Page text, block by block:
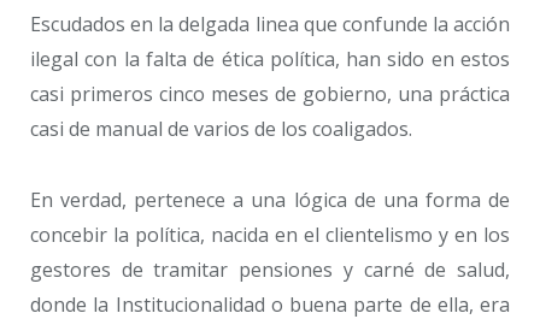
Escudados en la delgada linea que confunde la acción
ilegal con la falta de ética política, han sido en estos
casi primeros cinco meses de gobierno, una práctica
casi de manual de varios de los coaligados.
En verdad, pertenece a una lógica de una forma de
concebir la política, nacida en el clientelismo y en los
gestores de tramitar pensiones y carné de salud,
donde la Institucionalidad o buena parte de ella, era